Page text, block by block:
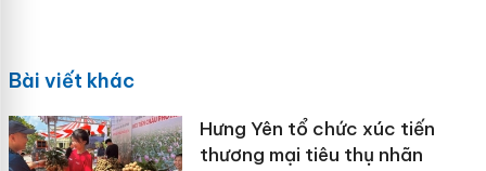
Bài viết khác
Hưng Yên tổ chức xúc tiến
thương mại tiêu thụ nhãn